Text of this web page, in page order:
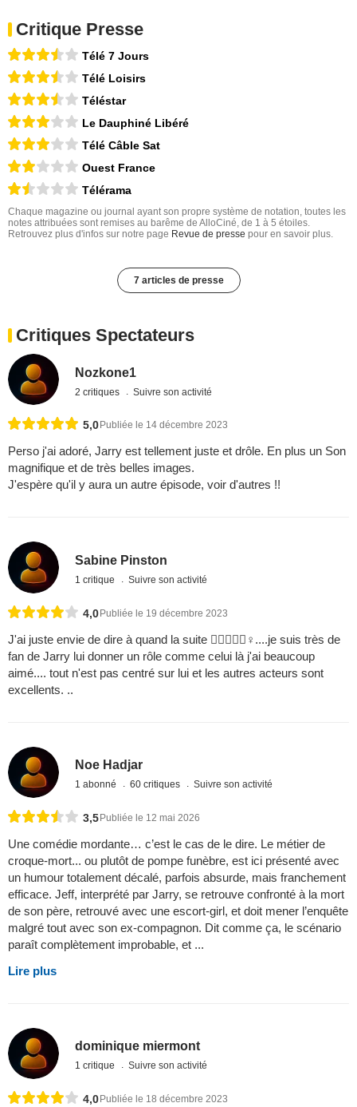
Critique Presse
Télé 7 Jours
Télé Loisirs
Téléstar
Le Dauphiné Libéré
Télé Câble Sat
Ouest France
Télérama
Chaque magazine ou journal ayant son propre système de notation, toutes les
notes attribuées sont remises au barême de AlloCiné, de 1 à 5 étoiles.
Retrouvez plus d'infos sur notre page Revue de presse pour en savoir plus.
7 articles de presse
Critiques Spectateurs
Nozkone1
2 critiques Suivre son activité
5,0 Publiée le 14 décembre 2023
Perso j'ai adoré, Jarry est tellement juste et drôle. En plus un Son
magnifique et de très belles images.
J'espère qu'il y aura un autre épisode, voir d'autres !!
Sabine Pinston
1 critique Suivre son activité
4,0Publiée le 19 décembre 2023
J'ai juste envie de dire à quand la suite 﫶‍♀️....je suis très de
fan de Jarry lui donner un rôle comme celui là j'ai beaucoup
aimé.... tout n'est pas centré sur lui et les autres acteurs sont
excellents. ..
Noe Hadjar
1 abonné 60 critiques Suivre son activité
3,5Publiée le 12 mai 2026
Une comédie mordante… c’est le cas de le dire. Le métier de
croque-mort... ou plutôt de pompe funèbre, est ici présenté avec
un humour totalement décalé, parfois absurde, mais franchement
efficace. Jeff, interprété par Jarry, se retrouve confronté à la mort
de son père, retrouvé avec une escort-girl, et doit mener l’enquête
malgré tout avec son ex-compagnon. Dit comme ça, le scénario
paraît complètement improbable, et ...
Lire plus
dominique miermont
1 critique Suivre son activité
4,0 Publiée le 18 décembre 2023